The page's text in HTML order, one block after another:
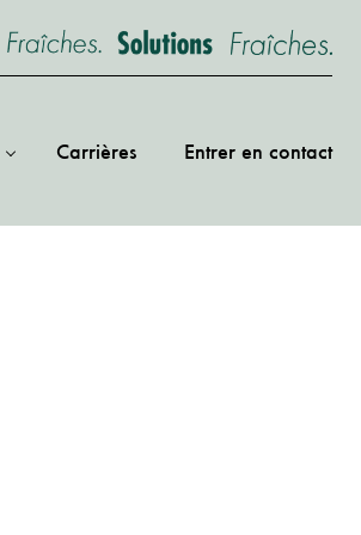
Carrières Entrer en contact